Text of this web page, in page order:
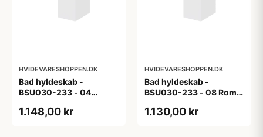
HVIDEVARESHOPPEN.DK
Bad hyldeskab -
BSU030-233 - 04
1.148,00 kr
HVIDEVARESHOPPEN.DK
Bad hyldeskab -
BSU030-233 - 08 Roma
1.130,00 kr